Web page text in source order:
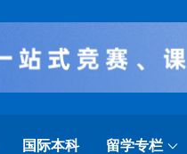
国际本科 留学专栏